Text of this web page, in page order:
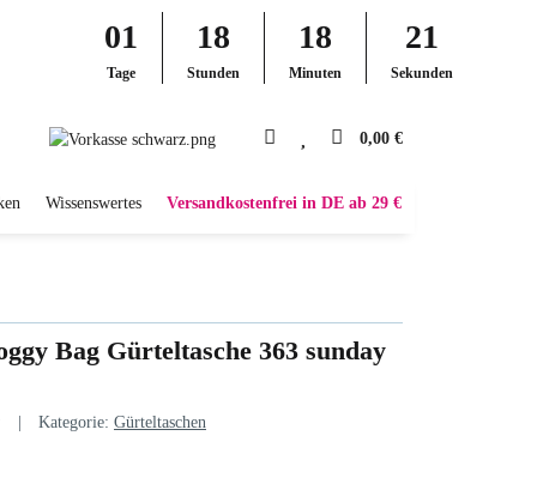
01
Tage
18
Stunden
18
Minuten
20
Sekunden
0,00 €
Wissenswertes Versandkostenfrei in DE ab 29 €
Bag Gürteltasche 363 sunday
Kategorie: Gürteltaschen